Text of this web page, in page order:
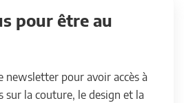
pour être au
newsletter pour avoir accès à
sur la couture, le design et la